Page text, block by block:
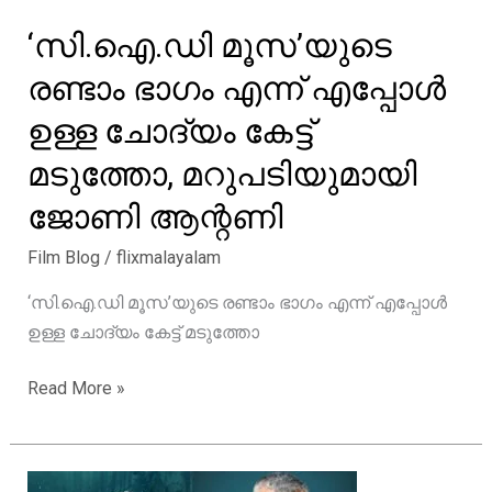
‘സി.ഐ.ഡി മൂസ’യുടെ
രണ്ടാം ഭാഗം എന്ന് എപ്പോൾ
ഉള്ള ചോദ്യം കേട്ട്
മടുത്തോ, മറുപടിയുമായി
ജോണി ആന്റണി
Film Blog / flixmalayalam
‘സി.ഐ.ഡി മൂസ’യുടെ രണ്ടാം ഭാഗം എന്ന് എപ്പോൾ
ഉള്ള ചോദ്യം കേട്ട് മടുത്തോ
‘സി.ഐ.ഡി
രണ്ടാം
ഭാഗം
Read More »